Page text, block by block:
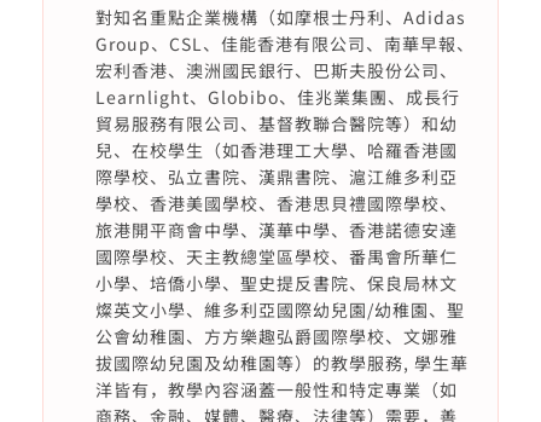
對知名重點企業機構（如摩根士丹利、Adidas
Group、CSL、佳能香港有限公司、南華早報、
宏利香港、澳洲國民銀行、巴斯夫股份公司、
Learnlight、Globibo、佳兆業集團、成長行
貿易服務有限公司、基督教聯合醫院等）和幼
兒、在校學生（如香港理工大學、哈羅香港國
際學校、弘立書院、漢鼎書院、滬江維多利亞
學校、香港美國學校、香港思貝禮國際學校、
旅港開平商會中學、漢華中學、香港諾德安達
國際學校、天主教總堂區學校、番禺會所華仁
小學、培僑小學、聖史提反書院、保良局林文
燦英文小學、維多利亞國際幼兒園/幼稚園、聖
公會幼稚園、方方樂趣弘爵國際學校、文娜雅
拔國際幼兒園及幼稚園等）的教學服務, 學生華
洋皆有，教學內容涵蓋一般性和特定專業（如
商務、金融、媒體、醫療、法律等）需要，善